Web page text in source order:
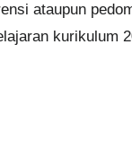
ataupun
kurikulum